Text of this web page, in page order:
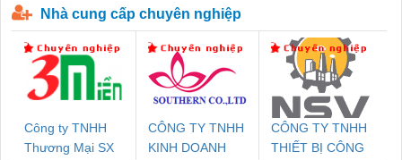
Nhà cung cấp chuyên nghiệp
Công ty TNHH
Thương Mại SX
CÔNG TY TNHH
KINH DOANH
CÔNG TY TNHH
THIẾT BỊ CÔNG